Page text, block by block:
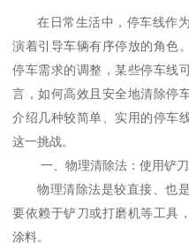
在日常生活中，停车线作
演着引导车辆有序停放的角色
停车需求的调整，某些停车线
言，如何高效且安全地清除停
介绍几种较简单、实用的停车
这一挑战。
一、物理清除法：使用铲
物理清除法是较直接、也
要依赖于铲刀或打磨机等工具
涂料。